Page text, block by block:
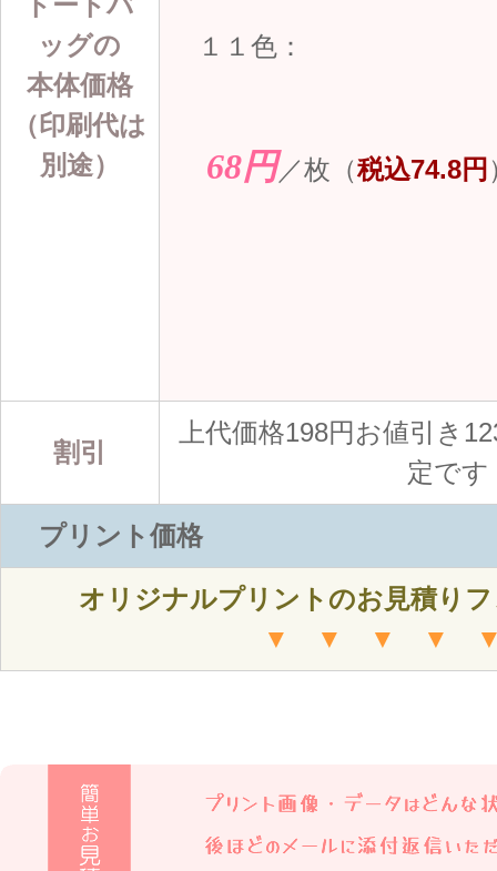
ッグの
本体価格
（印刷代は
別途）
１１色：
68円／枚（税込74.8円
割引
上代価格198円お値引き
定です
プリント価格
オリジナルプリントのお見積り
▼ ▼ ▼ ▼